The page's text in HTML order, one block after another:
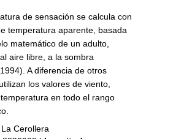
de sensación se calcula con
temperatura aparente, basada
matemático de un adulto,
aire libre, a la sombra
A diferencia de otros
los valores de viento,
en todo el rango
La Cerollera